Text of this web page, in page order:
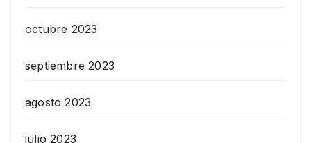
octubre 2023
septiembre 2023
agosto 2023
julio 2023